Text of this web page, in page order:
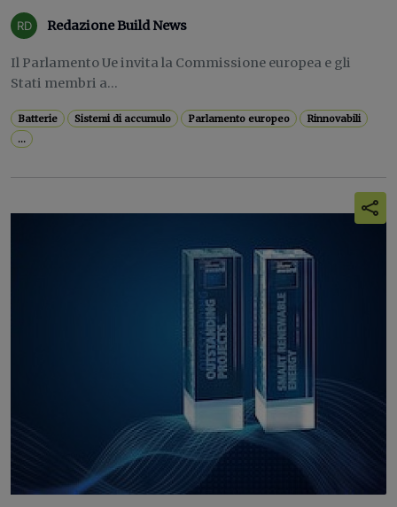
Redazione Build News
Il Parlamento Ue invita la Commissione europea e gli
Stati membri a...
Batterie Sistemi di accumulo Parlamento europeo
Rinnovabili
...